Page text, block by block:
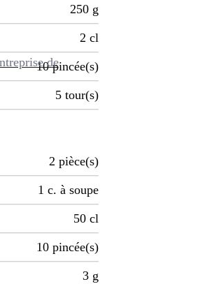
de
250 g
2 cl
10 pincée(s)
5 tour(s)
2 pièce(s)
1 c. à soupe
50 cl
10 pincée(s)
3 g